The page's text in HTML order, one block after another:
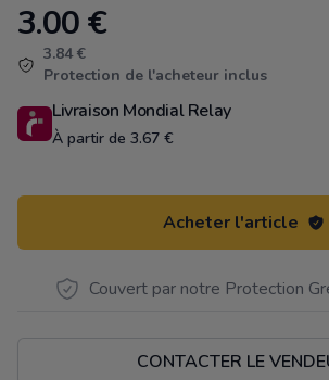
Product information
3.00€
3.84 €
Protection de l'acheteur inclus
Livraison Mondial Relay
À partir de 3.67 €
Acheter l'article
Couvert par notre Protection
CONTACTER LE